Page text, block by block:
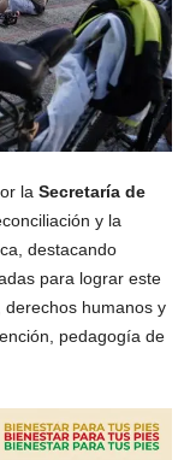
la Secretaría de
y la
destacando
para lograr este
humanos y
pedagogía de